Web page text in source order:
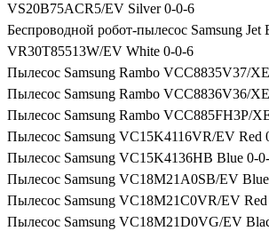
VS20B75ACR5/EV Silver 0-0-6
Беспроводной робот-пылесос Samsung Jet
VR30T85513W/EV White 0-0-6
Пылесос Samsung Rambo VCC8835V37/
Пылесос Samsung Rambo VCC8836V36/
Пылесос Samsung Rambo VCC885FH3P/
Пылесос Samsung VC15K4116VR/EV Red
Пылесос Samsung VC15K4136HB Blue 0-
Пылесос Samsung VC18M21A0SB/EV
Пылесос Samsung VC18M21C0VR/EV Red
Пылесос Samsung VC18M21D0VG/EV